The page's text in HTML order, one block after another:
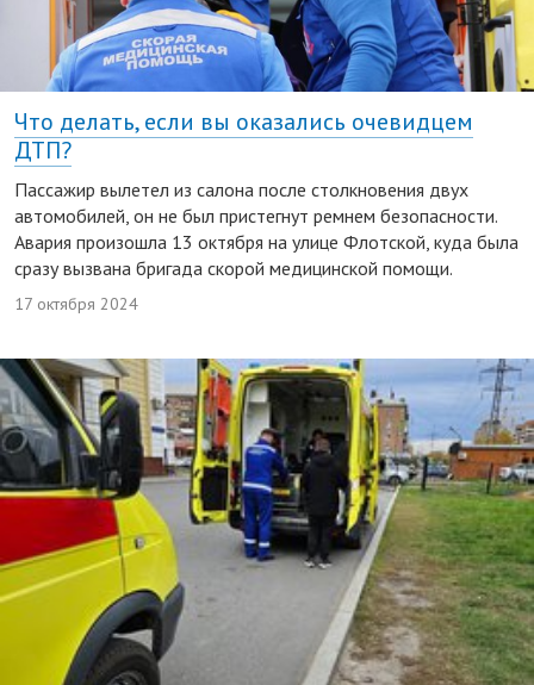
Что делать, если вы оказались очевидцем
ДТП?
Пассажир вылетел из салона после столкновения двух
автомобилей, он не был пристегнут ремнем безопасности.
Авария произошла 13 октября на улице Флотской, куда была
сразу вызвана бригада скорой медицинской помощи.
17 октября 2024